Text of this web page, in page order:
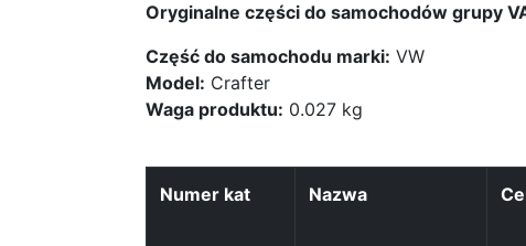
Oryginalne części do samochodów grupy
Część do samochodu marki: VW
Model: Crafter
Waga produktu: 0.027 kg
Numer kat Nazwa